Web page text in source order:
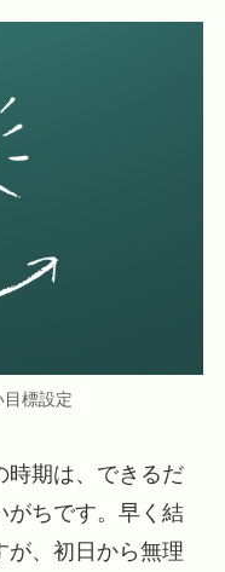
標設定
時期は、できるだ
がちです。早く結
が、初日から無理